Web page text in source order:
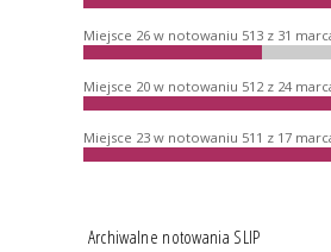
Miejsce 26 w notowaniu 513 z 31
Miejsce 20 w notowaniu 512 z 24
Miejsce 23 w notowaniu 511 z 17
Archiwalne notowania SLIP